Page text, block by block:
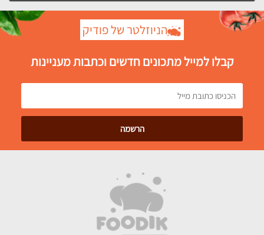
הניוזלטר של פודיק
קבלו למייל מתכונים חדשים וכתבות מעניינות